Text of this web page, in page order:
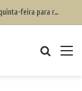
Cruz das Almas: Carreta da Mamografia chega nesta quinta-feira para realizar exames em mulheres de 50 a 74 anos